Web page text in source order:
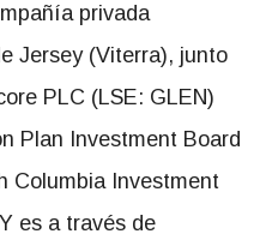
privada
Jersey (Viterra), junto
PLC (LSE: GLEN)
Plan Investment Board
Columbia Investment
es a través de